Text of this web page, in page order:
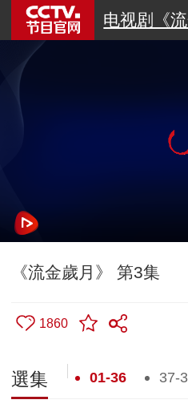
电视剧《流
《流金歲月》 第3集
1860
選集 01-36 37-